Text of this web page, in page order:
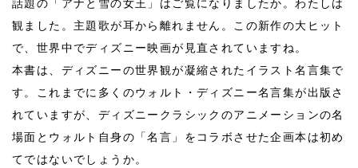
話題の「アナと雪の女王」はご覧になりましたか。わたしは
観ました。主題歌が耳から離れません。この新作の大ヒット
で、世界中でディズニー映画が見直されていますね。
本書は、ディズニーの世界観が凝縮されたイラスト名言集で
す。これまでに多くのウォルト・ディズニー名言集が出版さ
れていますが、ディズニークラシックのアニメーションの名
場面とウォルト自身の「名言」をコラボさせた企画本は初め
てではないでしょうか。